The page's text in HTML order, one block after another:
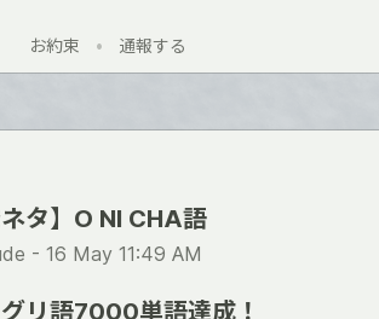
お約束 • 通報する
ネタ】O NI CHA語
- 16 May 11:49 AM
リ語7000単語達成！